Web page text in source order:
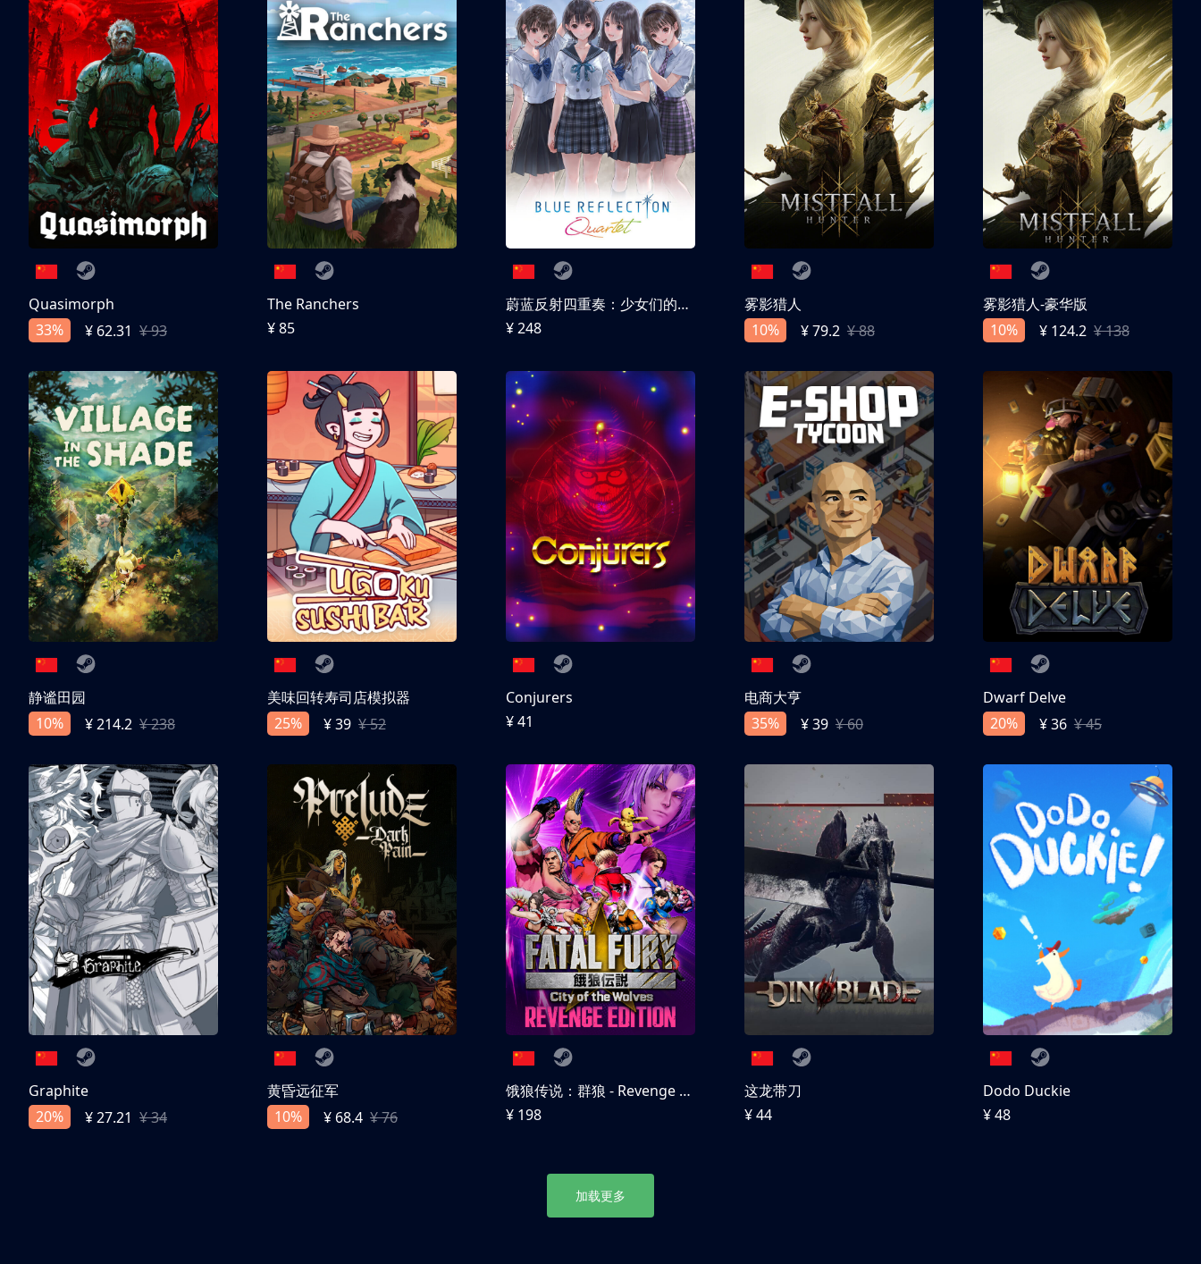
Quasimorph
33%
¥ 62.31 ¥ 93
The Ranchers
¥ 85
蔚蓝反射四重奏：少女们的奇迹
¥ 248
雾影猎人
10%
¥ 79.2 ¥ 88
雾影猎人-豪华版
10%
¥ 124.2 ¥ 138
静谧田园
10%
¥ 214.2 ¥ 238
美味回转寿司店模拟器
25%
¥ 39 ¥ 52
Conjurers
¥ 41
电商大亨
35%
¥ 39 ¥ 60
Dwarf Delve
20%
¥ 36 ¥ 45
Graphite
20%
¥ 27.21 ¥ 34
黄昏远征军
10%
¥ 68.4 ¥ 76
饿狼传说：群狼 - Revenge Edition
¥ 198
这龙带刀
¥ 44
Dodo Duckie
¥ 48
加载更多